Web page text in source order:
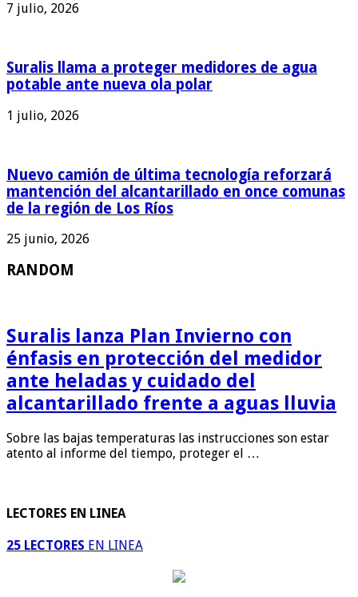
7 julio, 2026
Suralis llama a proteger medidores de agua
potable ante nueva ola polar
1 julio, 2026
Nuevo camión de última tecnología reforzará
mantención del alcantarillado en once comunas
de la región de Los Ríos
25 junio, 2026
RANDOM
Suralis lanza Plan Invierno con
énfasis en protección del medidor
ante heladas y cuidado del
alcantarillado frente a aguas lluvia
Sobre las bajas temperaturas las instrucciones son estar
atento al informe del tiempo, proteger el …
LECTORES EN LINEA
25 LECTORES EN LINEA